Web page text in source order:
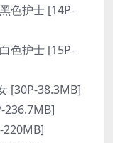
色护士 [14P-
色护士 [15P-
[30P-38.3MB]
236.7MB]
220MB]